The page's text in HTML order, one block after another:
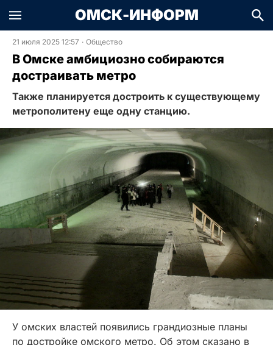
ОМСК-ИНФОРМ
21 июля 2025 12:57 · Общество
В Омске амбициозно собираются
достраивать метро
Также планируется достроить к существующему
метрополитену еще одну станцию.
У омских властей появились грандиозные планы
по достройке омского метро. Об этом сказано в